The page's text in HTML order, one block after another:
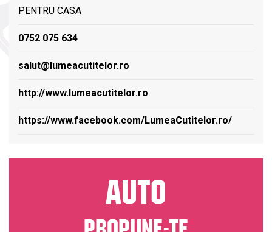
PENTRU CASA
0752 075 634
salut@lumeacutitelor.ro
http://www.lumeacutitelor.ro
https://www.facebook.com/LumeaCutitelor.ro/
AUTO
PROPUNE-TE